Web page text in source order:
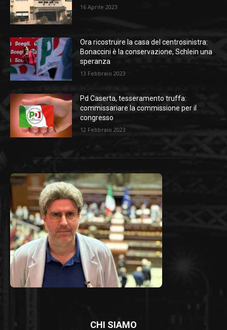
16 Aprile 2023
Ora ricostruire la casa del centrosinistra:
Bonaccini è la conservazione, Schlein una
speranza
13 Febbraio 2023
Pd Caserta, tesseramento truffa:
commissariare la commissione per il
congresso
12 Febbraio 2023
CHI SIAMO